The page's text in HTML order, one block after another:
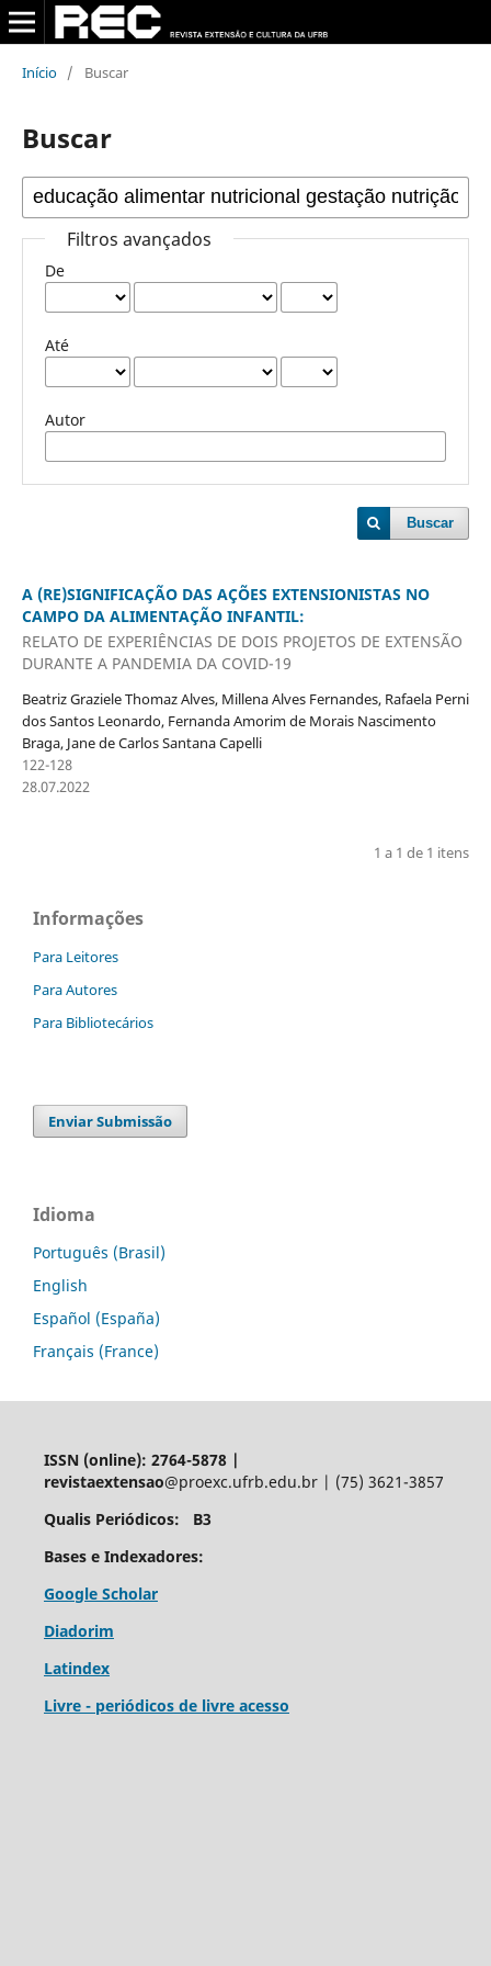
Início / Buscar
Buscar
Filtros avançados
De
Até
Autor
Buscar
A (RE)SIGNIFICAÇÃO DAS AÇÕES EXTENSIONISTAS NO
CAMPO DA ALIMENTAÇÃO INFANTIL:
RELATO DE EXPERIÊNCIAS DE DOIS PROJETOS DE EXTENSÃO
DURANTE A PANDEMIA DA COVID-19
Beatriz Graziele Thomaz Alves, Millena Alves Fernandes, Rafaela Perni
dos Santos Leonardo, Fernanda Amorim de Morais Nascimento
Braga, Jane de Carlos Santana Capelli
122-128
28.07.2022
1 a 1 de 1 itens
Informações
Para Leitores
Para Autores
Para Bibliotecários
Enviar Submissão
Idioma
Português (Brasil)
English
Español (España)
Français (France)
ISSN (online): 2764-5878 |
revistaextensao@proexc.ufrb.edu.br | (75) 3621-3857
Qualis Periódicos: B3
Bases e Indexadores:
Google Scholar
Diadorim
Latindex
Livre - periódicos de livre acesso